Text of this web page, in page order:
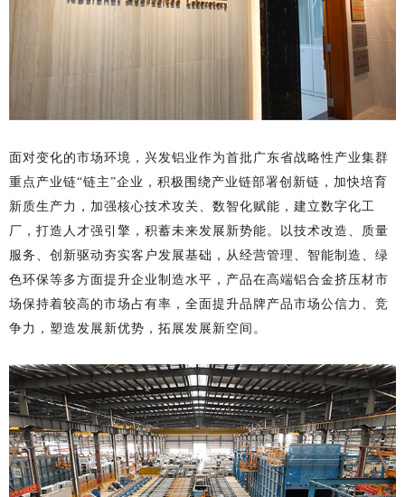
面对变化的市场环境，兴发铝业作为首批广东省战略性产业集群
重点产业链“链主”企业，积极围绕产业链部署创新链，加快培育
新质生产力，加强核心技术攻关、数智化赋能，建立数字化工
厂，打造人才强引擎，积蓄未来发展新势能。以技术改造、质量
服务、创新驱动夯实客户发展基础，从经营管理、智能制造、绿
色环保等多方面提升企业制造水平，产品在高端铝合金挤压材市
场保持着较高的市场占有率，全面提升品牌产品市场公信力、竞
争力，塑造发展新优势，拓展发展新空间。